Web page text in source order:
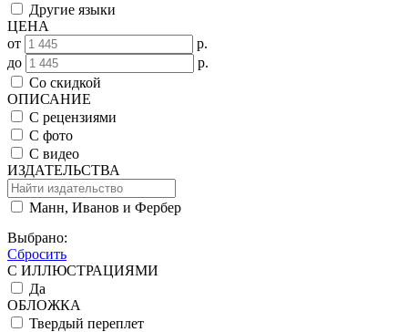
Другие языки
ЦЕНА
от
р.
до
р.
Со скидкой
ОПИСАНИЕ
С рецензиями
С фото
С видео
ИЗДАТЕЛЬСТВА
Манн, Иванов и Фербер
Выбрано:
Сбросить
С ИЛЛЮСТРАЦИЯМИ
Да
ОБЛОЖКА
Твердый переплет